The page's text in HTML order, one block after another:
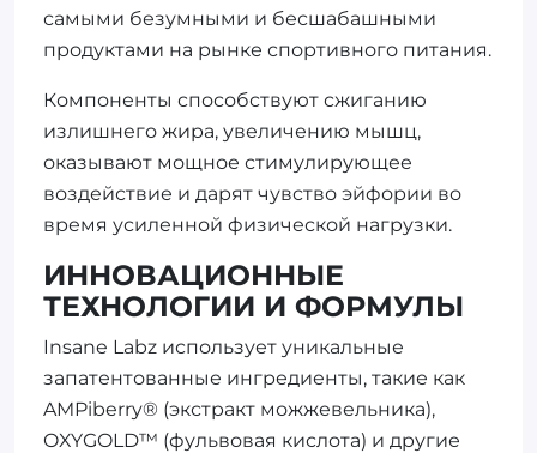
самыми безумными и бесшабашными
продуктами на рынке спортивного питания.
Компоненты способствуют сжиганию
излишнего жира, увеличению мышц,
оказывают мощное стимулирующее
воздействие и дарят чувство эйфории во
время усиленной физической нагрузки.
ИННОВАЦИОННЫЕ
ТЕХНОЛОГИИ И ФОРМУЛЫ
Insane Labz использует уникальные
запатентованные ингредиенты, такие как
AMPiberry® (экстракт можжевельника),
OXYGOLD™ (фульвовая кислота) и другие